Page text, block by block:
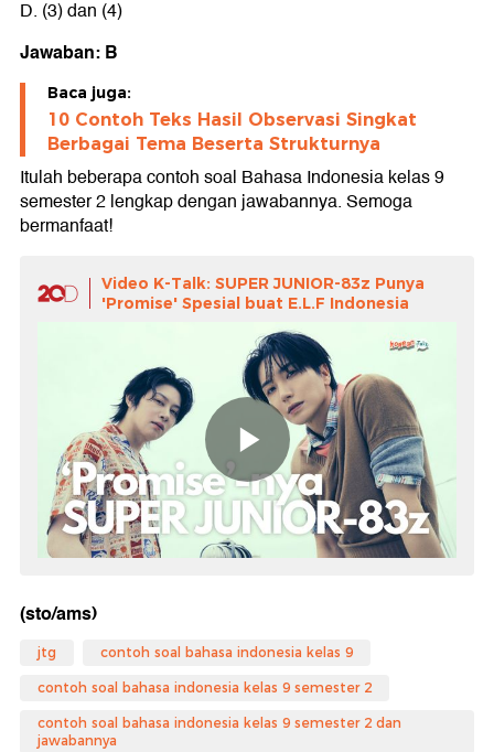
D. (3) dan (4)
Jawaban: B
Baca juga:
10 Contoh Teks Hasil Observasi Singkat
Berbagai Tema Beserta Strukturnya
Itulah beberapa contoh soal Bahasa Indonesia kelas 9
semester 2 lengkap dengan jawabannya. Semoga
bermanfaat!
Video K-Talk: SUPER JUNIOR-83z Punya
'Promise' Spesial buat E.L.F Indonesia
(sto/ams)
jtg contoh soal bahasa indonesia kelas 9
contoh soal bahasa indonesia kelas 9 semester 2
contoh soal bahasa indonesia kelas 9 semester 2 dan
jawabannya